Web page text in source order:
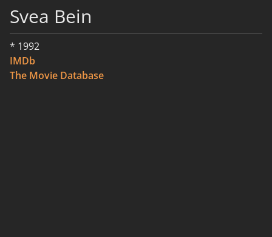
Svea Bein
* 1992
IMDb
The Movie Database